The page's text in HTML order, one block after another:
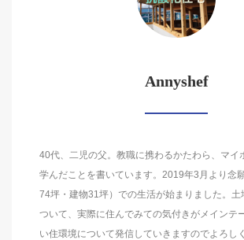
Annyshef
40代、二児の父。教職に携わるかたわら、マイ
学んだことを書いています。2019年3月より念
74坪・建物31坪）での生活が始まりました。土
ついて、実際に住んでみての気付きがメインテ
い住環境について発信していきますのでよろし